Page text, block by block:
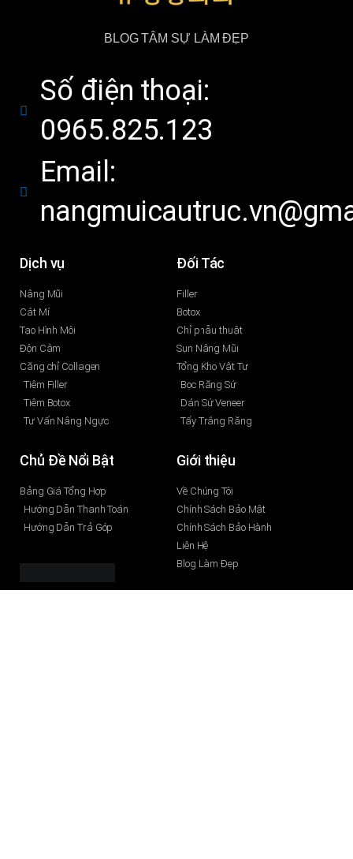
BLOG TÂM SỰ LÀM ĐẸP
Số điện thoại:
0965.825.123
Email:
Dịch vụ
Nâng Mũi
Cắt Mí
Tạo Hình Môi
Độn Cằm
Căng chỉ Collagen
Tiêm Filler
Tiêm Botox
Tư Vấn Nâng Ngực
Đối Tác
Filler
Botox
Chỉ phẫu thuật
Sụn Nâng Mũi
Tổng Kho Vật Tư
Bọc Răng Sứ
Dán Sứ Veneer
Tẩy Trắng Răng
Chủ Đề Nổi Bật
Bảng Giá Tổng Hợp
Hướng Dẫn Thanh Toán
Hướng Dẫn Trả Góp
Giới thiệu
Về Chúng Tôi
Chính Sách Bảo Mật
Chính Sách Bảo Hành
Liên Hệ
Blog Làm Đẹp